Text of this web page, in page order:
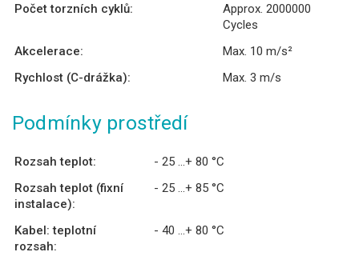
Počet torzních cyklů:
Approx. 2000000
Cycles
Akcelerace:
Max. 10 m/s²
Rychlost (C-drážka):
Max. 3 m/s
Podmínky prostředí
Rozsah teplot:
- 25 ...+ 80 °C
Rozsah teplot (fixní
instalace):
- 25 ...+ 85 °C
Kabel: teplotní
rozsah:
- 40 ...+ 80 °C